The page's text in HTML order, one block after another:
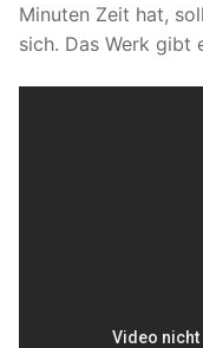
Minuten Zeit hat,
sich. Das Werk gibt